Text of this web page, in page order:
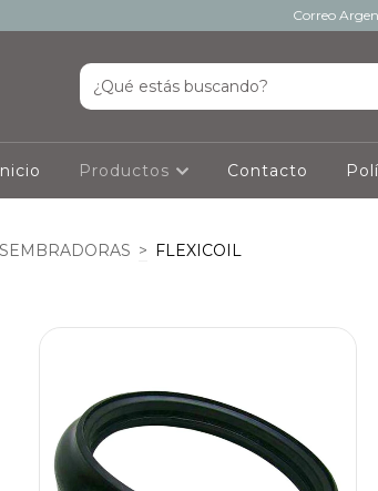
Correo
Productos Contacto
> FLEXICOIL